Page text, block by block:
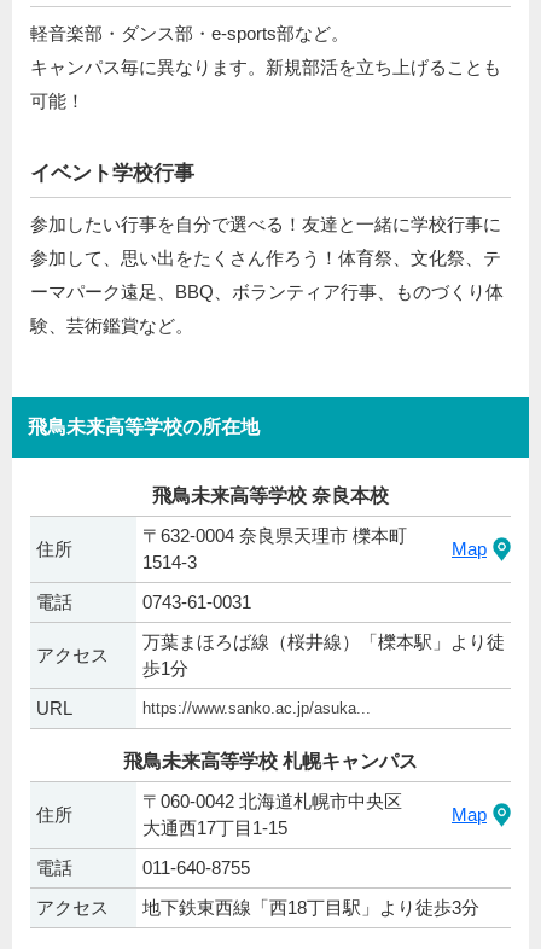
軽音楽部・ダンス部・e-sports部など。
キャンパス毎に異なります。新規部活を立ち上げることも
可能！
イベント学校行事
参加したい行事を自分で選べる！友達と一緒に学校行事に
参加して、思い出をたくさん作ろう！体育祭、文化祭、テ
ーマパーク遠足、BBQ、ボランティア行事、ものづくり体
験、芸術鑑賞など。
飛鳥未来高等学校の所在地
飛鳥未来高等学校 奈良本校
住所
〒632-0004 奈良県天理市 櫟本町
1514-3
Map
電話 0743-61-0031
アクセス
万葉まほろば線（桜井線）「櫟本駅」より徒
歩1分
URL
https://www.sanko.ac.jp/asuka...
飛鳥未来高等学校 札幌キャンパス
住所
〒060-0042 北海道札幌市中央区
大通西17丁目1-15
Map
電話
011-640-8755
アクセス
地下鉄東西線「西18丁目駅」より徒歩3分